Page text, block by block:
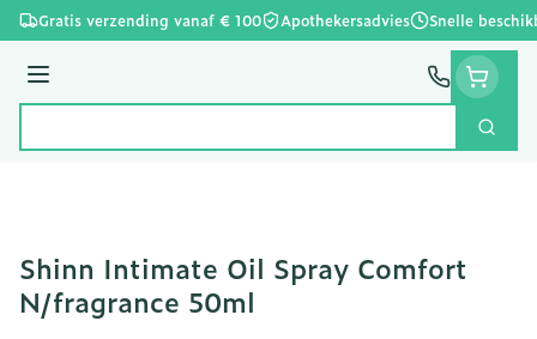
Ga naar de inhoud
Gratis verzending vanaf € 100 Apothekersadvies Snelle
Menu
Zoek
Shinn Intimate Oil Spray Comfort
N/fragrance 50ml